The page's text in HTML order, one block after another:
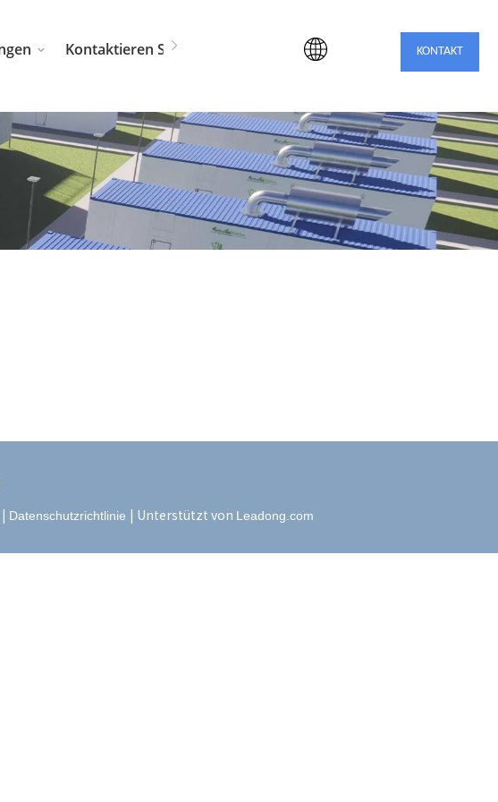
Kontaktieren Sie uns KONTAKT
| Datenschutzrichtlinie | Unterstützt von Leadong.com